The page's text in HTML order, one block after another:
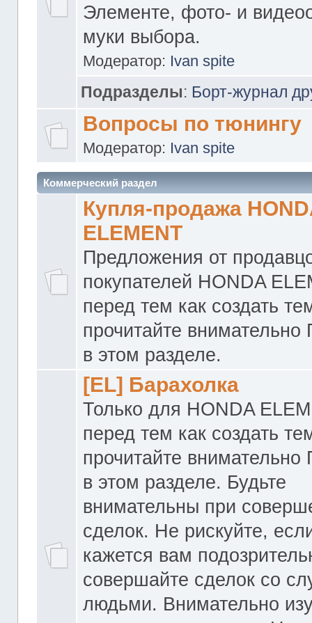
Элементе, фото- и
муки выбора.
Модератор: Ivan spite
Подразделы: Борт-журнал
Вопросы по тюнингу
Модератор: Ivan spite
Коммерческий раздел
Купля-продажа
ELEMENT
Предложения от
покупателей HONDA
перед тем как создать
прочитайте
в этом разделе.
[EL] Барахолка
Только для HONDA
перед тем как создать
прочитайте
в этом разделе. Будьте
внимательны при
сделок. Не рискуйте,
кажется вам
совершайте сделок со
людьми. Внимательно